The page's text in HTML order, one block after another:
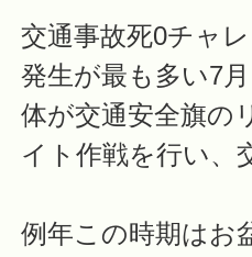
交通事故死0チャ
発生が最も多い7
体が交通安全旗の
イト作戦を行い、
例年この時期はお